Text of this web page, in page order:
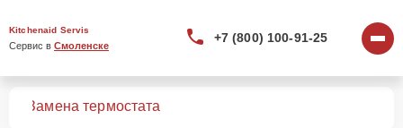
Kitchenaid Servis
Сервис в Смоленске
+7 (800) 100-91-25
Замена термостата